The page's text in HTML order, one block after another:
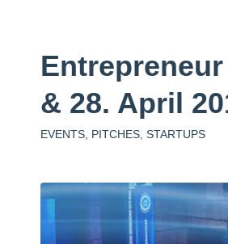
& 28. April
EVENTS PITCHES STARTUPS